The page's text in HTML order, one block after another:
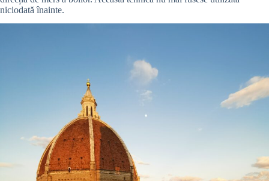
niciodată înainte.